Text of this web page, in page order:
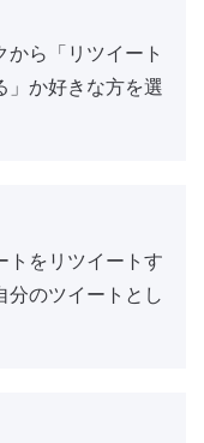
ら「リツイート
」か好きな方を選
トをリツイートす
分のツイートとし